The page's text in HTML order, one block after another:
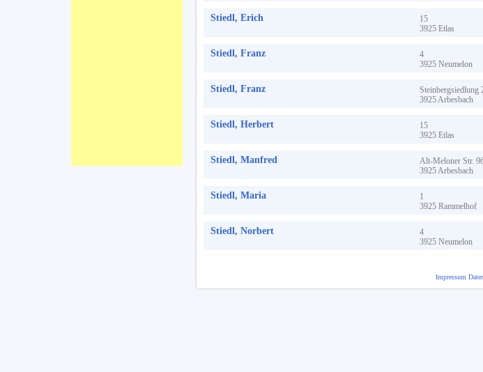
Stiedl, Erich
15
3925 Etlas
Stiedl, Franz
4
3925 Neumelon
Stiedl, Franz Steinbergsiedlung
3925Arbesbach
Stiedl, Herbert
15
3925 Etlas
Stiedl, Manfred Alt-Meloner Str.
3925Arbesbach
Stiedl, Maria
1
3925 Rammelhof
Stiedl, Norbert
4
3925 Neumelon
Impressum